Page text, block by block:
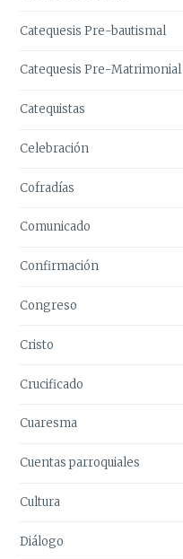
Catequesis Pre-bautismal
Catequesis Pre-Matrimonial
Catequistas
Celebración
Cofradías
Comunicado
Confirmación
Congreso
Cristo
Crucificado
Cuaresma
Cuentas parroquiales
Cultura
Diálogo